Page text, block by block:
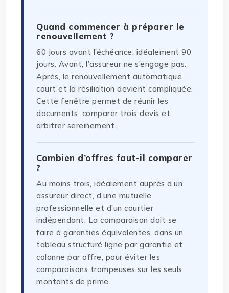
Quand commencer à préparer le
renouvellement ?
60 jours avant l’échéance, idéalement 90
jours. Avant, l’assureur ne s’engage pas.
Après, le renouvellement automatique
court et la résiliation devient compliquée.
Cette fenêtre permet de réunir les
documents, comparer trois devis et
arbitrer sereinement.
Combien d’offres faut-il comparer
?
Au moins trois, idéalement auprès d’un
assureur direct, d’une mutuelle
professionnelle et d’un courtier
indépendant. La comparaison doit se
faire à garanties équivalentes, dans un
tableau structuré ligne par garantie et
colonne par offre, pour éviter les
comparaisons trompeuses sur les seuls
montants de prime.